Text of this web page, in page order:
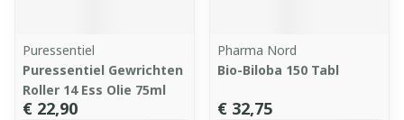
Puressentiel
Puressentiel Gewrichten
Roller 14 Ess Olie 75ml
€ 22,90
Pharma Nord
Bio-Biloba 150 Tabl
€ 32,75